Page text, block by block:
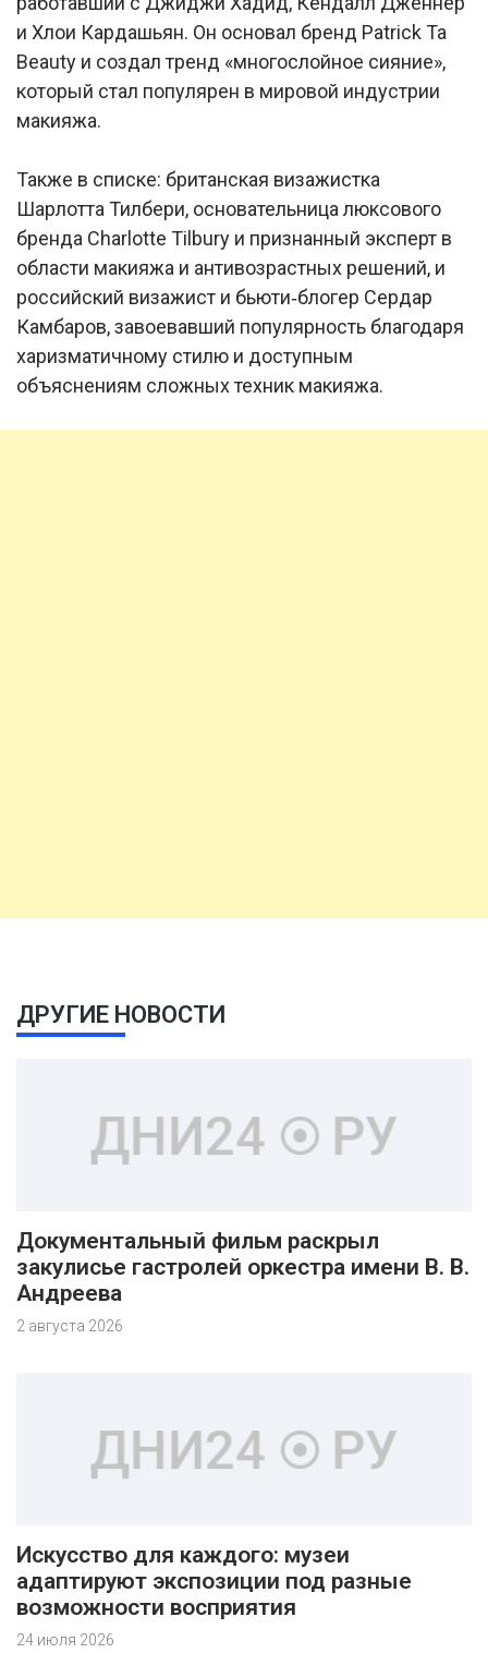
и Хлои Кардашьян. Он основал бренд Patrick Ta
Beauty и создал тренд «многослойное сияние»,
который стал популярен в мировой индустрии
макияжа.
Также в списке: британская визажистка
Шарлотта Тилбери, основательница люксового
бренда Charlotte Tilbury и признанный эксперт в
области макияжа и антивозрастных решений, и
российский визажист и бьюти‑блогер Сердар
Камбаров, завоевавший популярность благодаря
харизматичному стилю и доступным
объяснениям сложных техник макияжа.
ДРУГИЕ НОВОСТИ
Документальный фильм раскрыл
закулисье гастролей оркестра имени В. В.
Андреева
2 августа 2026
Искусство для каждого: музеи
адаптируют экспозиции под разные
возможности восприятия
24 июля 2026